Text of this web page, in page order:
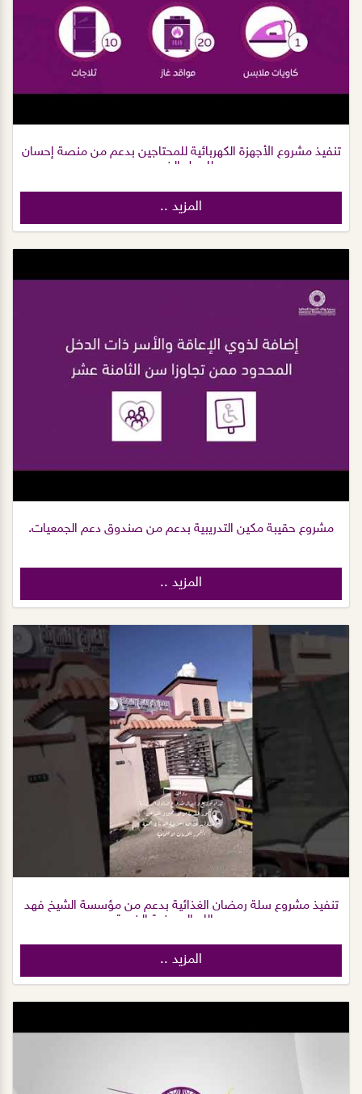
تنفيذ مشروع الأجهزة الكهربائية للمحتاجين بدعم من منصة إحسان
للعمل الخيري
المزيد ..
مشروع حقيبة مكين التدريبية بدعم من صندوق دعم الجمعيات.
المزيد ..
تنفيذ مشروع سلة رمضان الغذائية بدعم من مؤسسة الشيخ فهد
بن عبدالله العويضة الخيرية
المزيد ..